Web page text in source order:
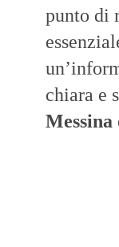
punto di
chiara e
Messina